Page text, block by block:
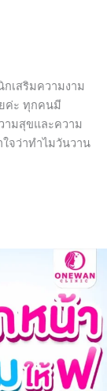
เสริมความงาม
ค่ะ ทุกคนมี
มสุขและความ
จว่าทำไมวันวาน